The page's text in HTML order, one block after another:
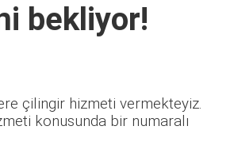
bekliyor!
çilingir hizmeti vermekteyiz.
konusunda bir numaralı